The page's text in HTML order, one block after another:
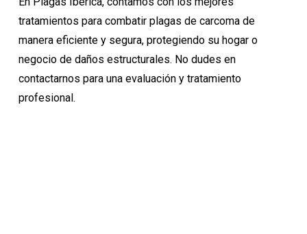
tratamientos para combatir plagas de carcoma de
manera eficiente y segura, protegiendo su hogar o
negocio de daños estructurales. No dudes en
contactarnos para una evaluación y tratamiento
profesional.